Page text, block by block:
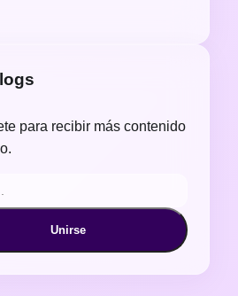
para recibir más contenido
Unirse